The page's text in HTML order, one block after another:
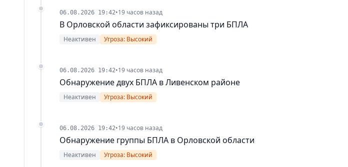
06.08.2026 19:42•19 часов назад
В Орловской области зафиксированы три БПЛА
Неактивен Угроза: Высокий
06.08.2026 19:42•19 часов назад
Обнаружение двух БПЛА в Ливенском районе
Неактивен Угроза: Высокий
06.08.2026 19:42•19 часов назад
Обнаружение группы БПЛА в Орловской области
Неактивен Угроза: Высокий